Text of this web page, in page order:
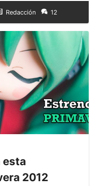
Redacción 12
esta
2012